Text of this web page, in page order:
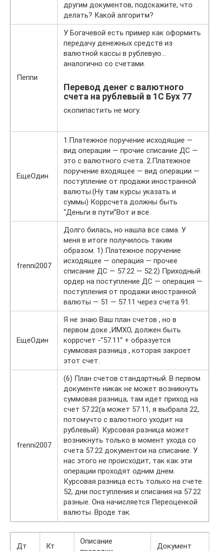
другим документов, подскажите, что
делать? Какой алгоритм?
Пеппи
У Богачевой есть пример как оформить
передачу денежных средств из
валютной кассы в рублевую…
аналогично со счетами.
Перевод денег с валютного
счета на рублевый в 1С Бух 77
скопипастить не могу.
ЕщеОдин
1.Платежное поручение исходящие —
вид операции — прочие списание ДС —
это с валютного счета. 2.Платежное
поручение входящее — вид операции —
поступление от продажи иностранной
валюты.(Ну там курсы указать и
суммы) Коррсчета должны быть
“Деньги в пути”Вот и все.
frenni2007
Долго билась, но нашла все сама. У
меня в итоге получилось таким
образом: 1) Платежное поручение
исходящее — операция — прочее
списание ДС — 57.22 — 52:2) Приходный
ордер на поступление ДС — операция —
поступления от продажи иностранной
валюты — 51 — 57.11 через счета 91.
ЕщеОдин
Я не знаю Ваш план счетов , но в
первом доке ,ИМХО, должен быть
коррсчет -“57.11” + образуется
суммовая разница , которая закроет
этот счет.
frenni2007
(6) План счетов стандартный. В первом
документе никак не может возникнуть
суммовая разница, там идет приход на
счет 57.22(а может 57.11, я выбрала 22,
потомучто с валютного уходит на
рублевый). Курсовая разница может
возникнуть только в момент ухода со
счета 57.22 документои на списание. У
нас этого не происходит, так как эти
операции проходят одним днем.
Курсовая разница есть только на счете
52, дни поступления и списания на 57.22
разные. Она начисляется Переоценкой
валюты. Вроде так.
Дт Кт
Описание
Документ